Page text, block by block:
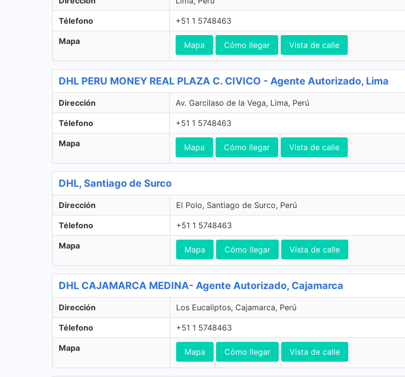
Télefono +51 1 5748463
Mapa Mapa Cómo llegar Vista de calle
DHL PERU MONEY REAL PLAZA C. CIVICO - Agente Autorizado, Lima
Dirección Av. Garcilaso de la Vega, Lima, Perú
Télefono +51 1 5748463
Mapa Mapa Cómo llegar Vista de calle
DHL, Santiago de Surco
Dirección El Polo, Santiago de Surco, Perú
Télefono +51 1 5748463
Mapa Mapa Cómo llegar Vista de calle
DHL CAJAMARCA MEDINA- Agente Autorizado, Cajamarca
Dirección Los Eucaliptos, Cajamarca, Perú
Télefono +51 1 5748463
Mapa Mapa Cómo llegar Vista de calle